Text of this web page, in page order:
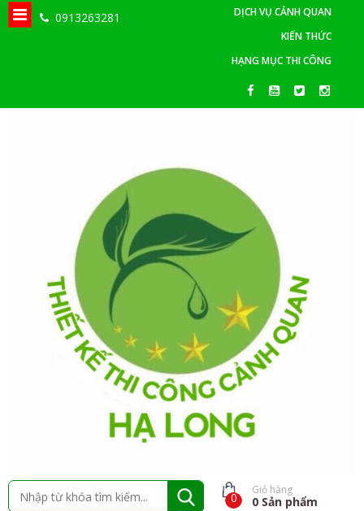
0913263281
DỊCH VỤ CẢNH QUAN
KIẾN THỨC
HẠNG MỤC THI CÔNG
0
Giỏ hàng
0 Sản phẩm